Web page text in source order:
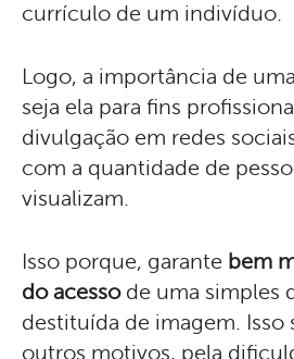
currículo de um indivíduo.
Logo, a importância de
seja ela para fins
divulgação em redes
com a quantidade de
visualizam.
Isso porque, garante bem
do acesso de uma simples
destituída de imagem. Isso
outros motivos, pela